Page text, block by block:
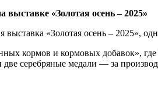
«Золотая осень – 2025»
«Золотая осень – 2025»,
кормов и кормовых добавок»,
серебряные медали — за